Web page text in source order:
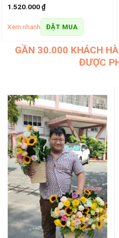
1.520.000₫
Xem nhanh ĐẶT MUA
GẦN 30.000 KHÁCH
ĐƯỢC